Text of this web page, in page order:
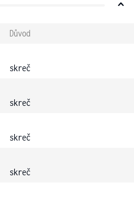
Důvod
skreč
skreč
skreč
skreč